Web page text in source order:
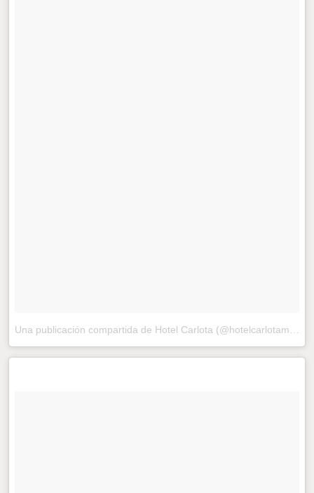
Una publicación compartida de Hotel Carlota (@hotelcarlotamx)